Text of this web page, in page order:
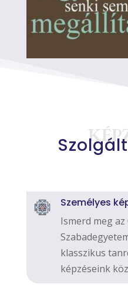
Személyes
Ismerd meg
klasszikus
képzéseink